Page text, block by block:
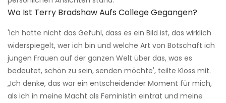
Wo Ist Terry Bradshaw Aufs College Gegangen?
'Ich hatte nicht das Gefühl, dass es ein Bild ist, das wirklich
widerspiegelt, wer ich bin und welche Art von Botschaft ich
jungen Frauen auf der ganzen Welt über das, was es
bedeutet, schön zu sein, senden möchte', teilte Kloss mit.
„Ich denke, das war ein entscheidender Moment für mich,
als ich in meine Macht als Feministin eintrat und meine